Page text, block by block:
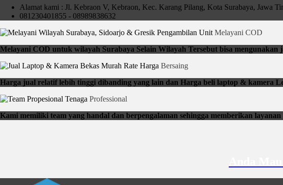
Alamat kami : Jl. Kebraon V, Kebraon, Kec. Karang Pilang, Kota Surabaya, Jawa
081230401855 - 08989838632
Pengambilan Unit Melayani COD
Melayani COD untuk wilayah Surabaya Selain Wilayah Tersebut bisa mengunakan
Rate Harga Bersaing
Harga jual relatif lebih tinggi dibanding yang lain dan Harga beli laptop & kamera
Tenaga Professional
Kami memiliki team yang handal dan berpengalaman sehingga memberikan